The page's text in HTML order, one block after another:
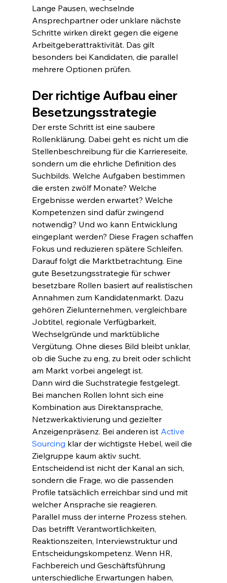
Lange Pausen, wechselnde
Ansprechpartner oder unklare nächste
Schritte wirken direkt gegen die eigene
Arbeitgeberattraktivität. Das gilt
besonders bei Kandidaten, die parallel
mehrere Optionen prüfen.
Der richtige Aufbau einer
Besetzungsstrategie
Der erste Schritt ist eine saubere
Rollenklärung. Dabei geht es nicht um die
Stellenbeschreibung für die Karriereseite,
sondern um die ehrliche Definition des
Suchbilds. Welche Aufgaben bestimmen
die ersten zwölf Monate? Welche
Ergebnisse werden erwartet? Welche
Kompetenzen sind dafür zwingend
notwendig? Und wo kann Entwicklung
eingeplant werden? Diese Fragen schaffen
Fokus und reduzieren spätere Schleifen.
Darauf folgt die Marktbetrachtung. Eine
gute Besetzungsstrategie für schwer
besetzbare Rollen basiert auf realistischen
Annahmen zum Kandidatenmarkt. Dazu
gehören Zielunternehmen, vergleichbare
Jobtitel, regionale Verfügbarkeit,
Wechselgründe und marktübliche
Vergütung. Ohne dieses Bild bleibt unklar,
ob die Suche zu eng, zu breit oder schlicht
am Markt vorbei angelegt ist.
Dann wird die Suchstrategie festgelegt.
Bei manchen Rollen lohnt sich eine
Kombination aus Direktansprache,
Netzwerkaktivierung und gezielter
Anzeigenpräsenz. Bei anderen ist Active
Sourcing klar der wichtigste Hebel, weil die
Zielgruppe kaum aktiv sucht.
Entscheidend ist nicht der Kanal an sich,
sondern die Frage, wo die passenden
Profile tatsächlich erreichbar sind und mit
welcher Ansprache sie reagieren.
Parallel muss der interne Prozess stehen.
Das betrifft Verantwortlichkeiten,
Reaktionszeiten, Interviewstruktur und
Entscheidungskompetenz. Wenn HR,
Fachbereich und Geschäftsführung
unterschiedliche Erwartungen haben,